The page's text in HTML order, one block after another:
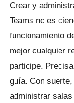
Crear y
Teams no es
funcionamiento
mejor cualquier
participe.
guía. Con
administrar